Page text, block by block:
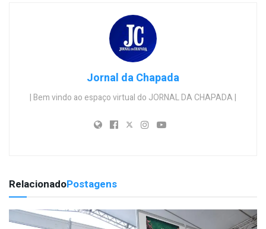
Jornal da Chapada
| Bem vindo ao espaço virtual do JORNAL DA CHAPADA |
RelacionadoPostagens